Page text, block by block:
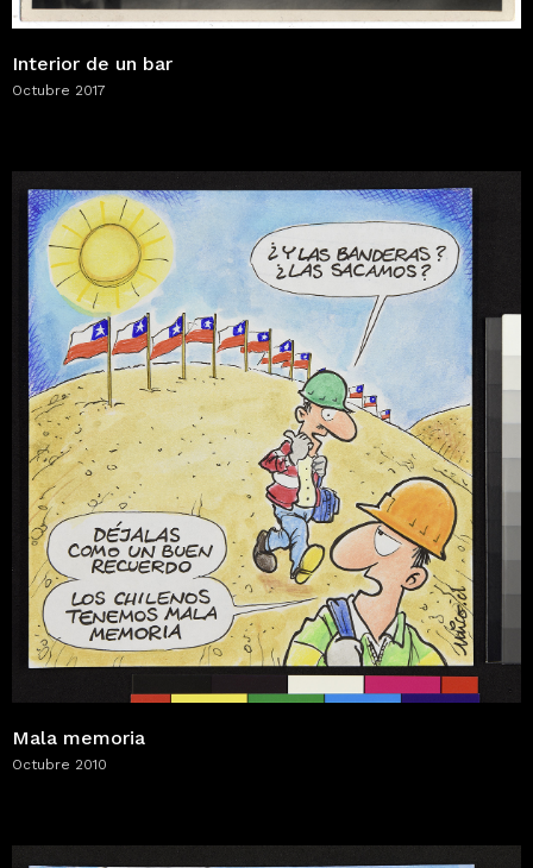
Interior de un bar
Octubre 2017
Mala memoria
Octubre 2010